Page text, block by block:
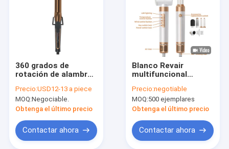
Sobre nosotros
Recorrido por la fábrica
Noticias
Casos de trabajo
360 grados de
rotación de alambre
calentado rodillos
Waver Herramientas
de peinado
Precio:USD12-13 a piece
MOQ:Negociable.
Obtenga el último precio
Contactar ahora
Blanco Revair
multifuncional
rodillos calentados
herramientas de
peinado
Precio:negotiable
MOQ:500 ejemplares
Obtenga el último precio
Contactar ahora